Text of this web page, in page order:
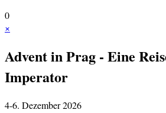
0
×
Advent in Prag - Eine
Imperator
4-6. Dezember 2026